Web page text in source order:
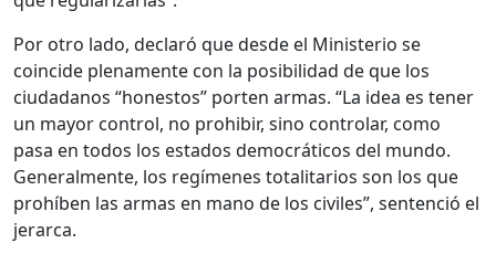
Por otro lado, declaró que desde el Ministerio se
coincide plenamente con la posibilidad de que los
ciudadanos “honestos” porten armas. “La idea es tener
un mayor control, no prohibir, sino controlar, como
pasa en todos los estados democráticos del mundo.
Generalmente, los regímenes totalitarios son los que
prohíben las armas en mano de los civiles”, sentenció el
jerarca.